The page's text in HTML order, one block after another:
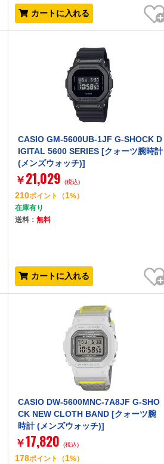
カートに入れる
お気に入り
CASIO GM-5600UB-1JF G-SHOCK D
IGITAL 5600 SERIES [クォーツ腕時計
(メンズウォッチ)]
￥ 21,029 (税込)
210ポイント （1%）
在庫有り
送料：無料
カートに入れる
お気に入り
CASIO DW-5600MNC-7A8JF G-SHO
CK NEW CLOTH BAND [クォーツ腕
時計 (メンズウォッチ)]
￥17,820 (税込)
178ポイント （1%）